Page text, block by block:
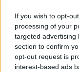
If you wish to opt-
processing of your
targeted advertising
section to confirm
opt-out request is
interest-based ads
2023. január 10. 13:17
Az ENSZ
kormány a
hogy félelmet